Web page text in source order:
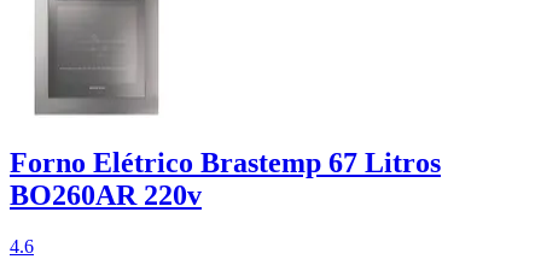
Forno Elétrico Brastemp 67 Litros
BO260AR 220v
4.6